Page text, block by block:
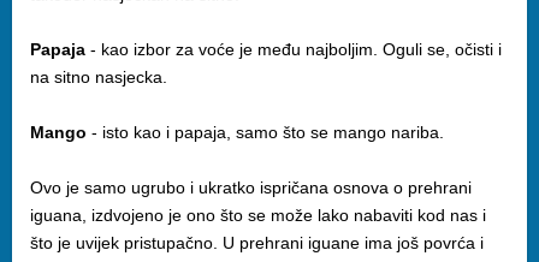
Papaja - kao izbor za voće je među najboljim. Oguli se, očisti i
na sitno nasjecka.
Mango - isto kao i papaja, samo što se mango nariba.
Ovo je samo ugrubo i ukratko ispričana osnova o prehrani
iguana, izdvojeno je ono što se može lako nabaviti kod nas i
što je uvijek pristupačno. U prehrani iguane ima još povrća i